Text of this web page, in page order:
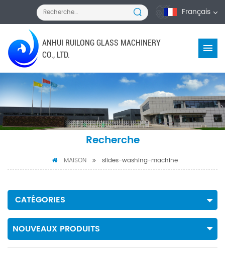
Français
ANHUI RUILONG GLASS MACHINERY
CO., LTD.
Recherche
MAISON slides-washing-machine
CATÉGORIES
NOUVEAUX PRODUITS